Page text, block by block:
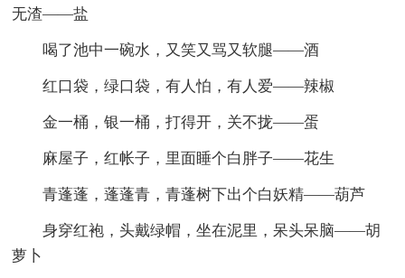
无渣——盐
喝了池中一碗水，又笑又骂又软腿——酒
红口袋，绿口袋，有人怕，有人爱——辣椒
金一桶，银一桶，打得开，关不拢——蛋
麻屋子，红帐子，里面睡个白胖子——花生
青蓬蓬，蓬蓬青，青蓬树下出个白妖精——葫芦
身穿红袍，头戴绿帽，坐在泥里，呆头呆脑——胡
萝卜